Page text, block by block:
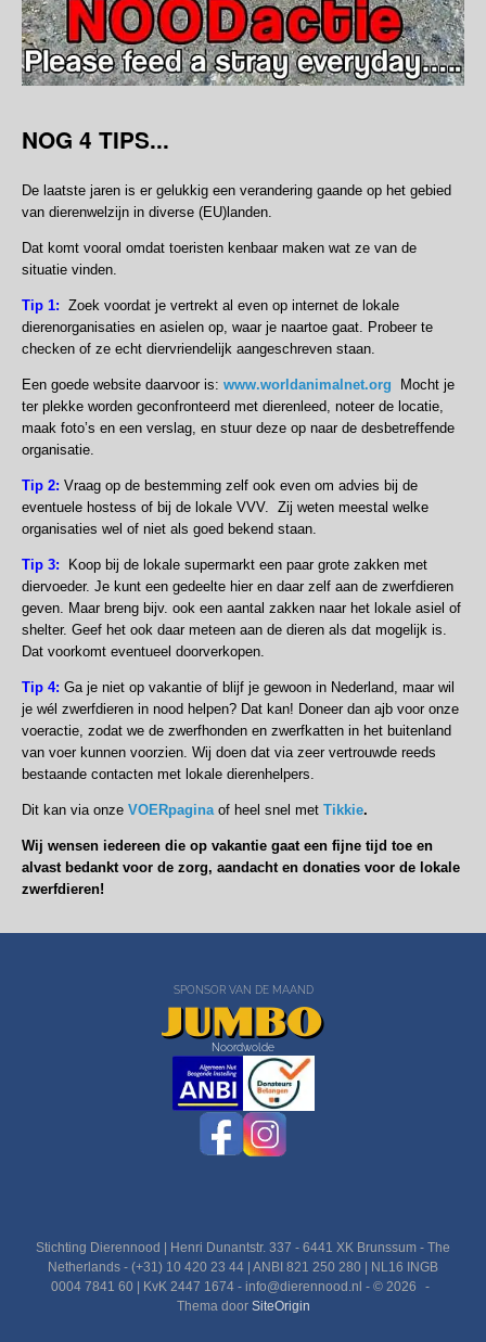
NOG 4 TIPS...
De laatste jaren is er gelukkig een verandering gaande op het gebied
van dierenwelzijn in diverse (EU)landen.
Dat komt vooral omdat toeristen kenbaar maken wat ze van de
situatie vinden.
Tip 1: Zoek voordat je vertrekt al even op internet de lokale
dierenorganisaties en asielen op, waar je naartoe gaat. Probeer te
checken of ze echt diervriendelijk aangeschreven staan.
Een goede website daarvoor is: www.worldanimalnet.org Mocht je
ter plekke worden geconfronteerd met dierenleed, noteer de locatie,
maak foto’s en een verslag, en stuur deze op naar de desbetreffende
organisatie.
Tip 2: Vraag op de bestemming zelf ook even om advies bij de
eventuele hostess of bij de lokale VVV. Zij weten meestal welke
organisaties wel of niet als goed bekend staan.
Tip 3: Koop bij de lokale supermarkt een paar grote zakken met
diervoeder. Je kunt een gedeelte hier en daar zelf aan de zwerfdieren
geven. Maar breng bijv. ook een aantal zakken naar het lokale asiel of
shelter. Geef het ook daar meteen aan de dieren als dat mogelijk is.
Dat voorkomt eventueel doorverkopen.
Tip 4: Ga je niet op vakantie of blijf je gewoon in Nederland, maar wil
je wél zwerfdieren in nood helpen? Dat kan! Doneer dan ajb voor onze
voeractie, zodat we de zwerfhonden en zwerfkatten in het buitenland
van voer kunnen voorzien. Wij doen dat via zeer vertrouwde reeds
bestaande contacten met lokale dierenhelpers.
Dit kan via onze VOERpagina of heel snel met Tikkie.
Wij wensen iedereen die op vakantie gaat een fijne tijd toe en
alvast bedankt voor de zorg, aandacht en donaties voor de lokale
zwerfdieren!
SPONSOR VAN DE MAAND
Noordwolde
Stichting Dierennood | Henri Dunantstr. 337 - 6441 XK Brunssum - The
Netherlands - (+31) 10 420 23 44 | ANBI 821 250 280 | NL16 INGB
0004 7841 60 | KvK 2447 1674 - info@dierennood.nl - © 2026
Thema door SiteOrigin